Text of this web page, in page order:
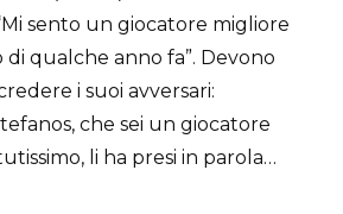
sento un giocatore migliore
qualche anno fa”. Devono
i suoi avversari:
che sei un giocatore
li ha presi in parola…